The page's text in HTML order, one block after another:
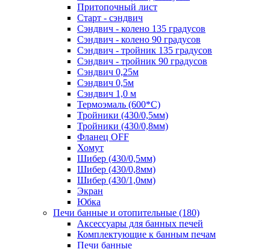
Притопочный лист
Старт - сэндвич
Сэндвич - колено 135 градусов
Сэндвич - колено 90 градусов
Сэндвич - тройник 135 градусов
Сэндвич - тройник 90 градусов
Сэндвич 0,25м
Сэндвич 0,5м
Сэндвич 1,0 м
Термоэмаль (600*С)
Тройники (430/0,5мм)
Тройники (430/0,8мм)
Фланец OFF
Хомут
Шибер (430/0,5мм)
Шибер (430/0,8мм)
Шибер (430/1,0мм)
Экран
Юбка
Печи банные и отопительные (180)
Аксессуары для банных печей
Комплектующие к банным печам
Печи банные